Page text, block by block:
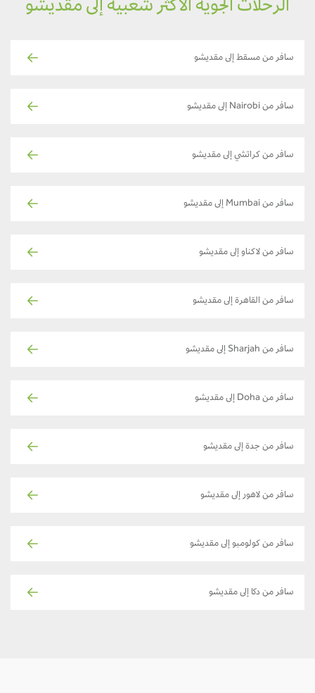
الرحلات الجوية الأكثر شعبية إلى مقديشو
سافر من مسقط إلى مقديشو
سافر من Nairobi إلى مقديشو
سافر من كراتشي إلى مقديشو
سافر من Mumbai إلى مقديشو
سافر من لاكناو إلى مقديشو
سافر من القاهرة إلى مقديشو
سافر من Sharjah إلى مقديشو
سافر من Doha إلى مقديشو
سافر من جدة إلى مقديشو
سافر من لاهور إلى مقديشو
سافر من كولومبو إلى مقديشو
سافر من دكا إلى مقديشو